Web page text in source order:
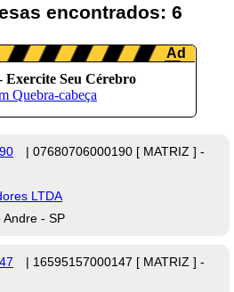
encontrados: 6
| 07680706000190 [ MATRIZ ] -
LTDA
Andre - SP
| 16595157000147 [ MATRIZ ] -